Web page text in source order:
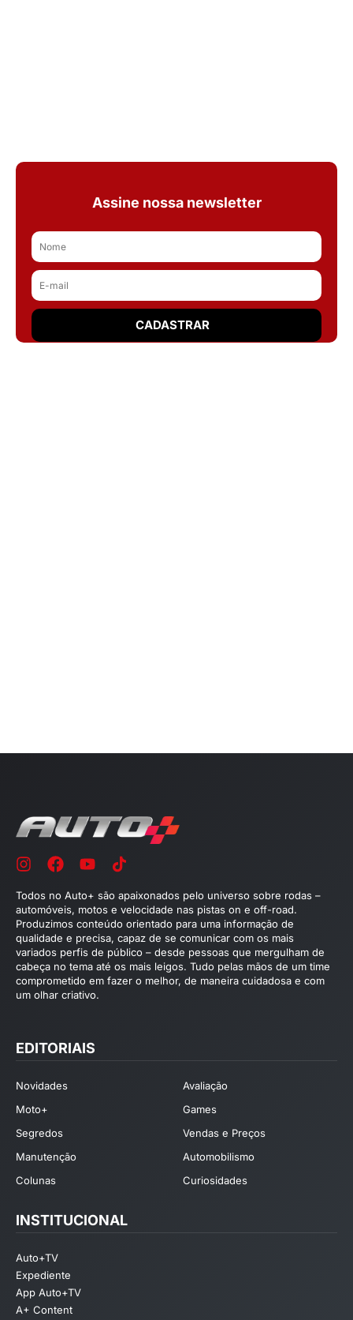
Assine nossa newsletter
Todos no Auto+ são apaixonados pelo universo sobre rodas –
automóveis, motos e velocidade nas pistas on e off-road.
Produzimos conteúdo orientado para uma informação de
qualidade e precisa, capaz de se comunicar com os mais
variados perfis de público – desde pessoas que mergulham de
cabeça no tema até os mais leigos. Tudo pelas mãos de um time
comprometido em fazer o melhor, de maneira cuidadosa e com
um olhar criativo.
EDITORIAIS
Novidades
Avaliação
Moto+
Games
Segredos
Vendas e Preços
Manutenção
Automobilismo
Colunas
Curiosidades
INSTITUCIONAL
Auto+TV
Expediente
App Auto+TV
A+ Content